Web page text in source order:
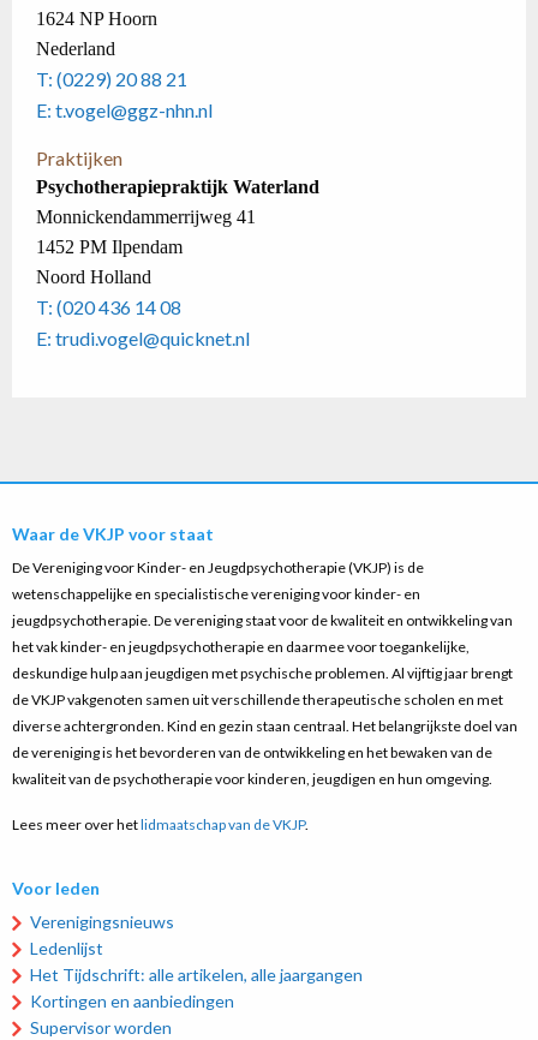
1624 NP Hoorn
Nederland
T: (0229) 20 88 21
E: t.vogel@ggz-nhn.nl
Praktijken
Psychotherapiepraktijk Waterland
Monnickendammerrijweg 41
1452 PM Ilpendam
Noord Holland
T: (020 436 14 08
E: trudi.vogel@quicknet.nl
Waar de VKJP voor staat
De Vereniging voor Kinder- en Jeugdpsychotherapie (VKJP) is de
wetenschappelijke en specialistische vereniging voor kinder- en
jeugdpsychotherapie. De vereniging staat voor de kwaliteit en ontwikkeling van
het vak kinder- en jeugdpsychotherapie en daarmee voor toegankelijke,
deskundige hulp aan jeugdigen met psychische problemen. Al vijftig jaar brengt
de VKJP vakgenoten samen uit verschillende therapeutische scholen en met
diverse achtergronden. Kind en gezin staan centraal. Het belangrijkste doel van
de vereniging is het bevorderen van de ontwikkeling en het bewaken van de
kwaliteit van de psychotherapie voor kinderen, jeugdigen en hun omgeving.
Lees meer over hetlidmaatschap van de VKJP.
Voor leden
Verenigingsnieuws
Ledenlijst
Het Tijdschrift: alle artikelen, alle jaargangen
Kortingen en aanbiedingen
Supervisor worden